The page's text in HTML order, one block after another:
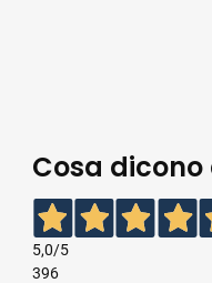
Cosa dicono
5,0/5
396